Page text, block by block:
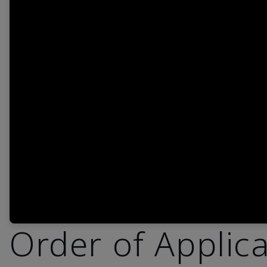
Order of